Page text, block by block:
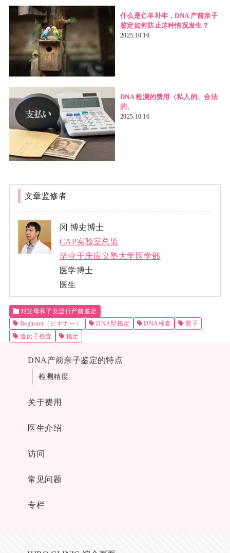
什么是亡羊补牢，DNA 产前亲子
鉴定如何防止这种情况发生？
2025.10.16
DNA 检测的费用（私人的、合法
的、
2025.10.16
文章监修者
冈 博史博士
CAP实验室总监
毕业于庆应义塾大学医学部
医学博士
医生
对父母和子女进行产前鉴定
Beginner（ビギナー）
DNA型鑑定 DNA検査
親子
遺伝子検査
鑑定
DNA产前亲子鉴定的特点
检测精度
关于费用
医生介绍
访问
常见问题
专栏